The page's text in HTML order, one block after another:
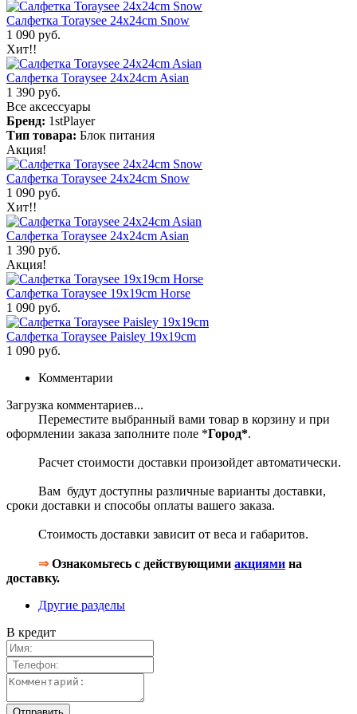
Салфетка Toraysee 24x24cm Snow
1 090 руб.
Хит!!
Салфетка Toraysee 24x24cm Asian
1 390 руб.
Все аксессуары
Бренд: 1stPlayer
Тип товара: Блок питания
Акция!
Салфетка Toraysee 24x24cm Snow
1 090 руб.
Хит!!
Салфетка Toraysee 24x24cm Asian
1 390 руб.
Акция!
Салфетка Toraysee 19x19cm Horse
1 090 руб.
Салфетка Toraysee Paisley 19x19cm
1 090 руб.
Комментарии
Загрузка комментариев...
Переместите выбранный вами товар в корзину и при
оформлении заказа заполните поле *Город*.
Расчет стоимости доставки произойдет автоматически.
Вам будут доступны различные варианты доставки,
сроки доставки и способы оплаты вашего заказа.
Стоимость доставки зависит от веса и габаритов.
⇒Ознакомьтесь с действующими акциями на
доставку.
Другие разделы
В кредит